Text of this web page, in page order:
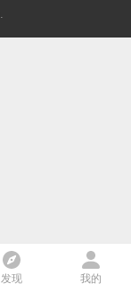
.
发现 我的